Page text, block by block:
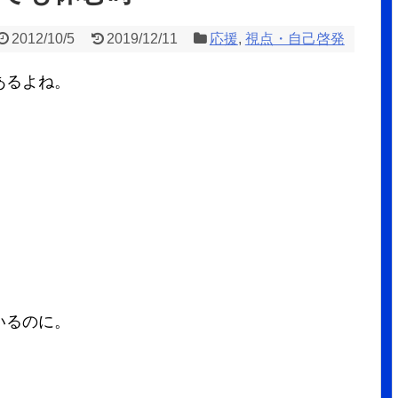
2012/10/5 2019/12/11 応援, 視点・自己啓発
よね。
のに。